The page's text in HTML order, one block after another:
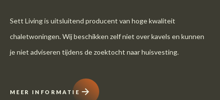
Sett Living is uitsluitend producent van hoge kwaliteit
chaletwoningen. Wij beschikken zelf niet over kavels en kunnen
je niet adviseren tijdens de zoektocht naar huisvesting.
MEER INFORMATIE